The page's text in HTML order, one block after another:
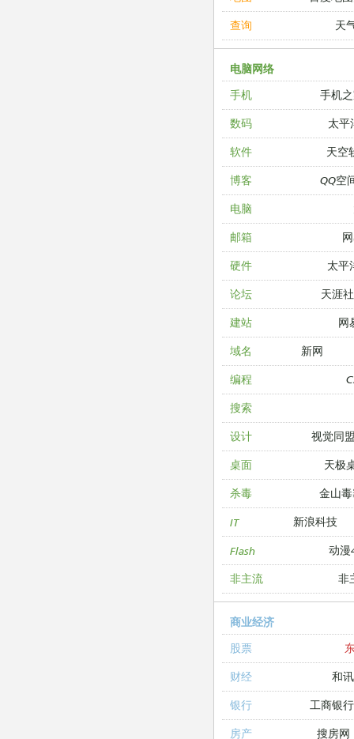
查询 天
电脑网络
手机
手机
数码 太平
软件 天空
博客 QQ空
电脑
邮箱
硬件 太平
论坛 天涯
建站 网
域名 新网
编程
搜索
设计 视觉同
桌面 天极
杀毒 金山
IT 新浪科技
Flash 动漫
非主流 非
商业经济
股票
财经 和
银行 工商银行
房产 搜房网